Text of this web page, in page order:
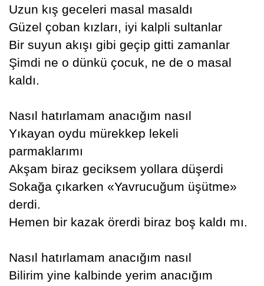
Uzun kış geceleri masal masaldı
Güzel çoban kızları, iyi kalpli sultanlar
Bir suyun akışı gibi geçip gitti zamanlar
Şimdi ne o dünkü çocuk, ne de o masal
kaldı.
Nasıl hatırlamam anacığım nasıl
Yıkayan oydu mürekkep lekeli
parmaklarımı
Akşam biraz geciksem yollara düşerdi
Sokağa çıkarken «Yavrucuğum üşütme»
derdi.
Hemen bir kazak örerdi biraz boş kaldı mı.
Nasıl hatırlamam anacığım nasıl
Bilirim yine kalbinde yerim anacığım